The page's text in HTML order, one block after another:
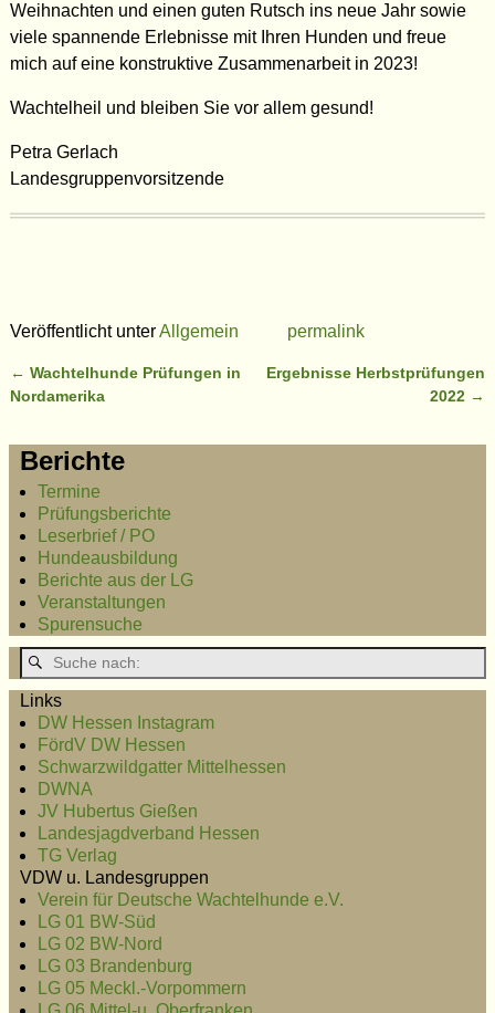
Weihnachten und einen guten Rutsch ins neue Jahr sowie
viele spannende Erlebnisse mit Ihren Hunden und freue
mich auf eine konstruktive Zusammenarbeit in 2023!
Wachtelheil und bleiben Sie vor allem gesund!
Petra Gerlach
Landesgruppenvorsitzende
Veröffentlicht unterAllgemein permalink
Artikelnavigation
← Wachtelhunde Prüfungen in
Nordamerika
Ergebnisse Herbstprüfungen
2022 →
Berichte
Termine
Prüfungsberichte
Leserbrief / PO
Hundeausbildung
Berichte aus der LG
Veranstaltungen
Spurensuche
Links
DW Hessen Instagram
FördV DW Hessen
Schwarzwildgatter Mittelhessen
DWNA
JV Hubertus Gießen
Landesjagdverband Hessen
TG Verlag
VDW u. Landesgruppen
Verein für Deutsche Wachtelhunde e.V.
LG 01 BW-Süd
LG 02 BW-Nord
LG 03 Brandenburg
LG 05 Meckl.-Vorpommern